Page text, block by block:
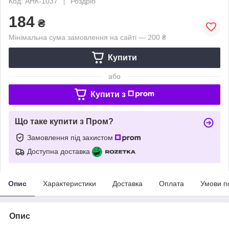
184 ₴
Мінімальна сума замовлення на сайті — 200 ₴
Купити
або
Купити з
Що таке купити з Пром?
Замовлення під захистом
Доступна доставка
Опис Характеристики Доставка Оплата Умови
Опис